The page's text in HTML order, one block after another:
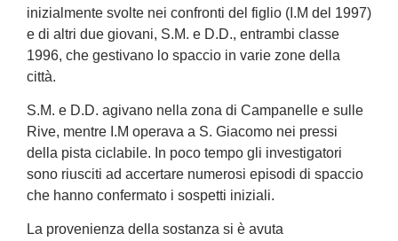
inizialmente svolte nei confronti del figlio (I.M del 1997)
e di altri due giovani, S.M. e D.D., entrambi classe
1996, che gestivano lo spaccio in varie zone della
città.
S.M. e D.D. agivano nella zona di Campanelle e sulle
Rive, mentre I.M operava a S. Giacomo nei pressi
della pista ciclabile. In poco tempo gli investigatori
sono riusciti ad accertare numerosi episodi di spaccio
che hanno confermato i sospetti iniziali.
La provenienza della sostanza si è avuta